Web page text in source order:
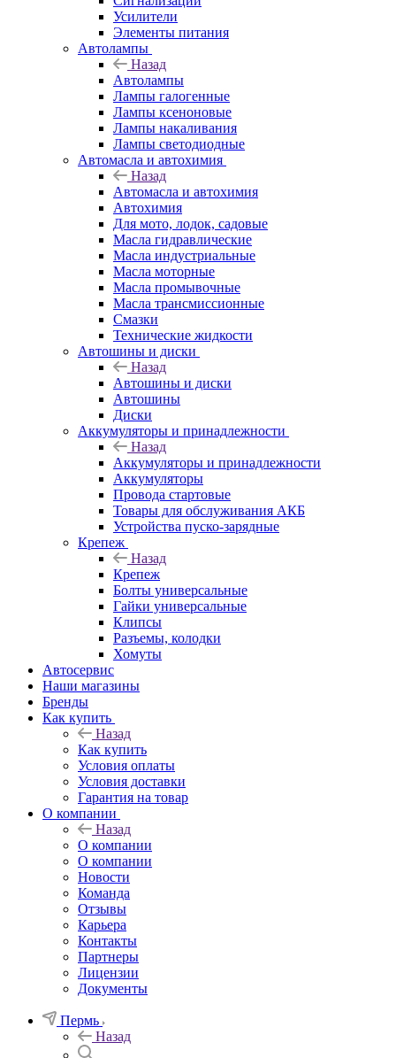
Усилители
Элементы питания
Автолампы
Назад
Автолампы
Лампы галогенные
Лампы ксеноновые
Лампы накаливания
Лампы светодиодные
Автомасла и автохимия
Назад
Автомасла и автохимия
Автохимия
Для мото, лодок, садовые
Масла гидравлические
Масла индустриальные
Масла моторные
Масла промывочные
Масла трансмиссионные
Смазки
Технические жидкости
Автошины и диски
Назад
Автошины и диски
Автошины
Диски
Аккумуляторы и принадлежности
Назад
Аккумуляторы и принадлежности
Аккумуляторы
Провода стартовые
Товары для обслуживания АКБ
Устройства пуско-зарядные
Крепеж
Назад
Крепеж
Болты универсальные
Гайки универсальные
Клипсы
Разъемы, колодки
Хомуты
Автосервис
Наши магазины
Бренды
Как купить
Назад
Как купить
Условия оплаты
Условия доставки
Гарантия на товар
О компании
Назад
О компании
О компании
Новости
Команда
Отзывы
Карьера
Контакты
Партнеры
Лицензии
Документы
Пермь
Назад